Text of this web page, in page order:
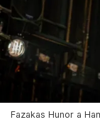
Fazakas Hunor a